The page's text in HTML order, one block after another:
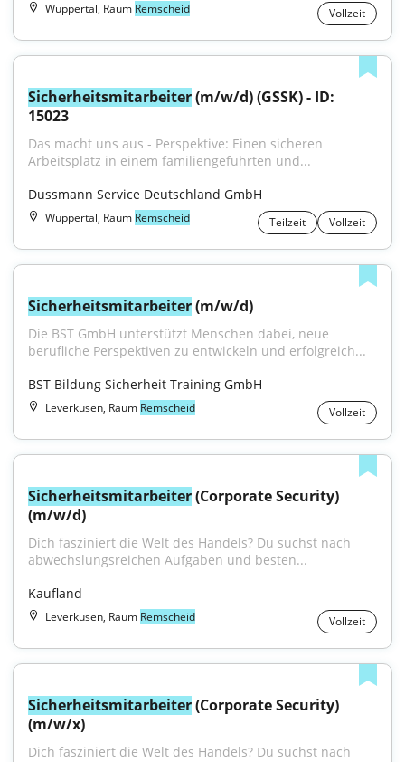
Wuppertal, Raum Remscheid Vollzeit
Sicherheitsmitarbeiter (m/w/d) (GSSK) - ID:
15023
Das macht uns aus - Perspektive: Einen sicheren
Arbeitsplatz in einem familiengeführten und...
Dussmann Service Deutschland GmbH
Wuppertal, Raum Remscheid Teilzeit Vollzeit
Sicherheitsmitarbeiter (m/w/d)
Die BST GmbH unterstützt Menschen dabei, neue
berufliche Perspektiven zu entwickeln und erfolgreich...
BST Bildung Sicherheit Training GmbH
Leverkusen, Raum Remscheid Vollzeit
Sicherheitsmitarbeiter (Corporate Security)
(m/w/d)
Dich fasziniert die Welt des Handels? Du suchst nach
abwechslungsreichen Aufgaben und besten...
Kaufland
Leverkusen, Raum Remscheid Vollzeit
Sicherheitsmitarbeiter (Corporate Security)
(m/w/x)
Dich fasziniert die Welt des Handels? Du suchst nach